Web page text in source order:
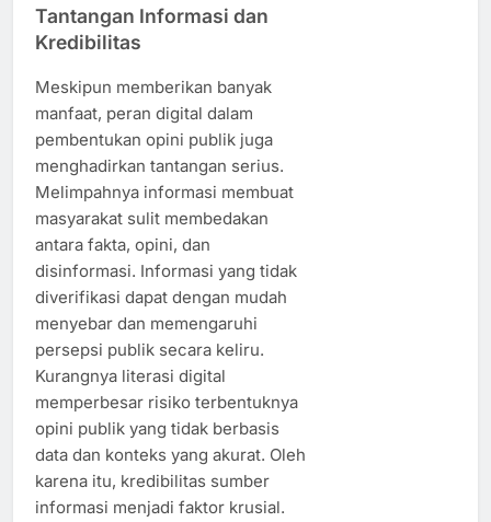
Tantangan Informasi dan
Kredibilitas
Meskipun memberikan banyak
manfaat, peran digital dalam
pembentukan opini publik juga
menghadirkan tantangan serius.
Melimpahnya informasi membuat
masyarakat sulit membedakan
antara fakta, opini, dan
disinformasi. Informasi yang tidak
diverifikasi dapat dengan mudah
menyebar dan memengaruhi
persepsi publik secara keliru.
Kurangnya literasi digital
memperbesar risiko terbentuknya
opini publik yang tidak berbasis
data dan konteks yang akurat. Oleh
karena itu, kredibilitas sumber
informasi menjadi faktor krusial.